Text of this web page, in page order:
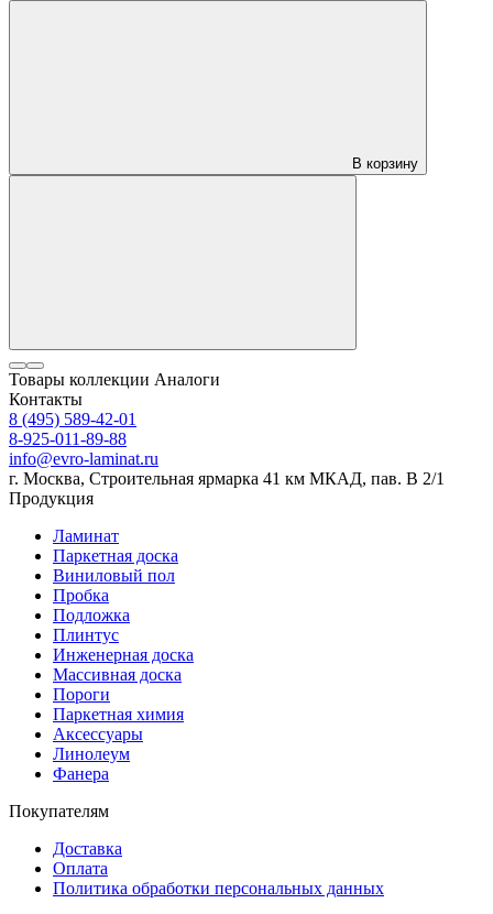
В корзину
Товары коллекции Аналоги
Контакты
8 (495) 589-42-01
8-925-011-89-88
info@evro-laminat.ru
г. Москва, Строительная ярмарка 41 км МКАД, пав. В 2/1
Продукция
Ламинат
Паркетная доска
Виниловый пол
Пробка
Подложка
Плинтус
Инженерная доска
Массивная доска
Пороги
Паркетная химия
Аксессуары
Линолеум
Фанера
Покупателям
Доставка
Оплата
Политика обработки персональных данных